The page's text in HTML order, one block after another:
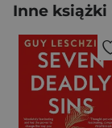
Inne książki